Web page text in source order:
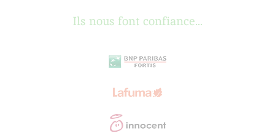
Ils nous font confiance...